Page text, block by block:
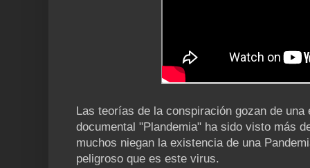
Las teorías de la conspiración gozan de
documental "Plandemia" ha sido visto más
muchos niegan la existencia de una
peligroso que es este virus.